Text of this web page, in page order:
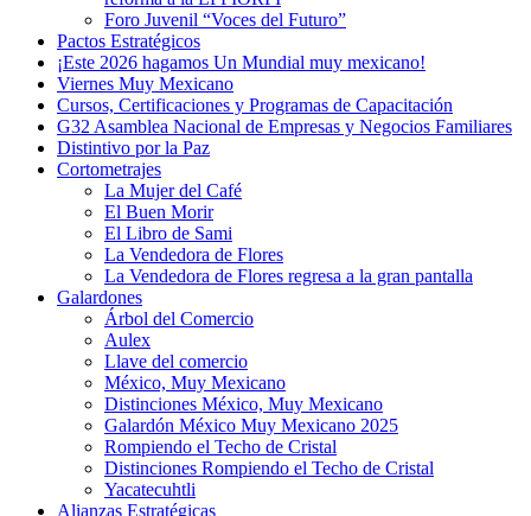
Foro Juvenil “Voces del Futuro”
Pactos Estratégicos
¡Este 2026 hagamos Un Mundial muy mexicano!
Viernes Muy Mexicano
Cursos, Certificaciones y Programas de Capacitación
G32 Asamblea Nacional de Empresas y Negocios Familiares
Distintivo por la Paz
Cortometrajes
La Mujer del Café
El Buen Morir
El Libro de Sami
La Vendedora de Flores
La Vendedora de Flores regresa a la gran pantalla
Galardones
Árbol del Comercio
Aulex
Llave del comercio
México, Muy Mexicano
Distinciones México, Muy Mexicano
Galardón México Muy Mexicano 2025
Rompiendo el Techo de Cristal
Distinciones Rompiendo el Techo de Cristal
Yacatecuhtli
Alianzas Estratégicas